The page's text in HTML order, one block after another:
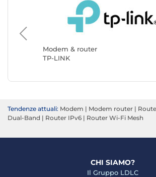
Modem & router
TP-LINK
Tendenze attuali: Modem | Modem router |
Dual-Band | Router IPv6 | Router Wi-Fi Mesh
CHI SIAMO?
Il Gruppo LDLC